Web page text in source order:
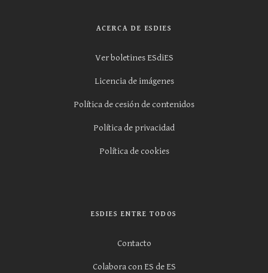
ACERCA DE ESDIES
Ver boletines ESdiES
Licencia de imágenes
Política de cesión de contenidos
Política de privacidad
Política de cookies
ESDIES ENTRE TODOS
Contacto
Colabora con ES de ES